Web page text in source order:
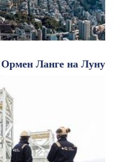
Ланге на Луну